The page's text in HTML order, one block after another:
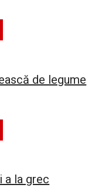
de legume
a la grec